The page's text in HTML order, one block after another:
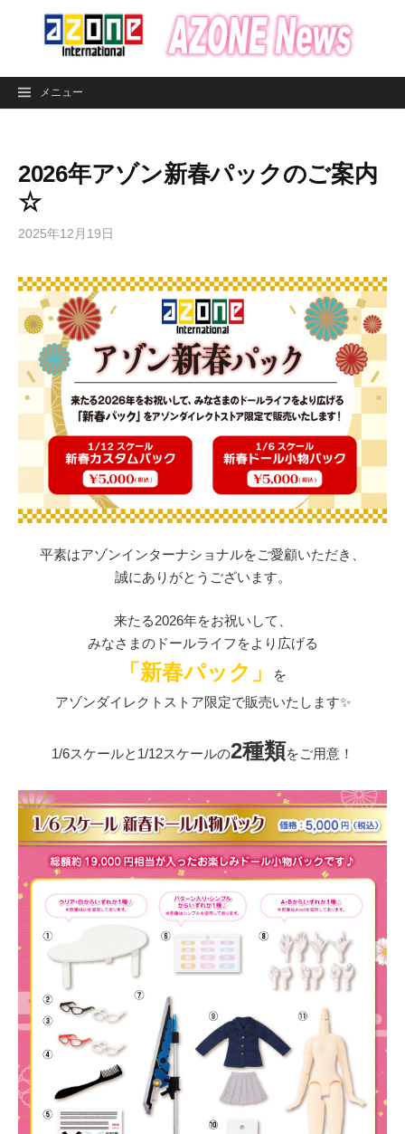
ン
メニュー
2026年アゾン新春パックのご案内
☆
2025年12月19日
平素はアゾンインターナショナルをご愛顧いただき、
誠にありがとうございます。
来たる2026年をお祝いして、
みなさまのドールライフをより広げる
「新春パック」
を
アゾンダイレクトストア限定で販売いたします✨
1/6スケールと1/12スケールの2種類をご用意！